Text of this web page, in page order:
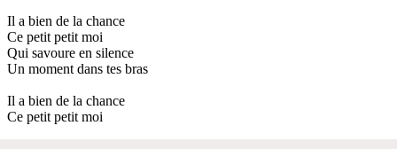
Il a bien de la chance
Ce petit petit moi
Qui savoure en silence
Un moment dans tes bras
Il a bien de la chance
Ce petit petit moi